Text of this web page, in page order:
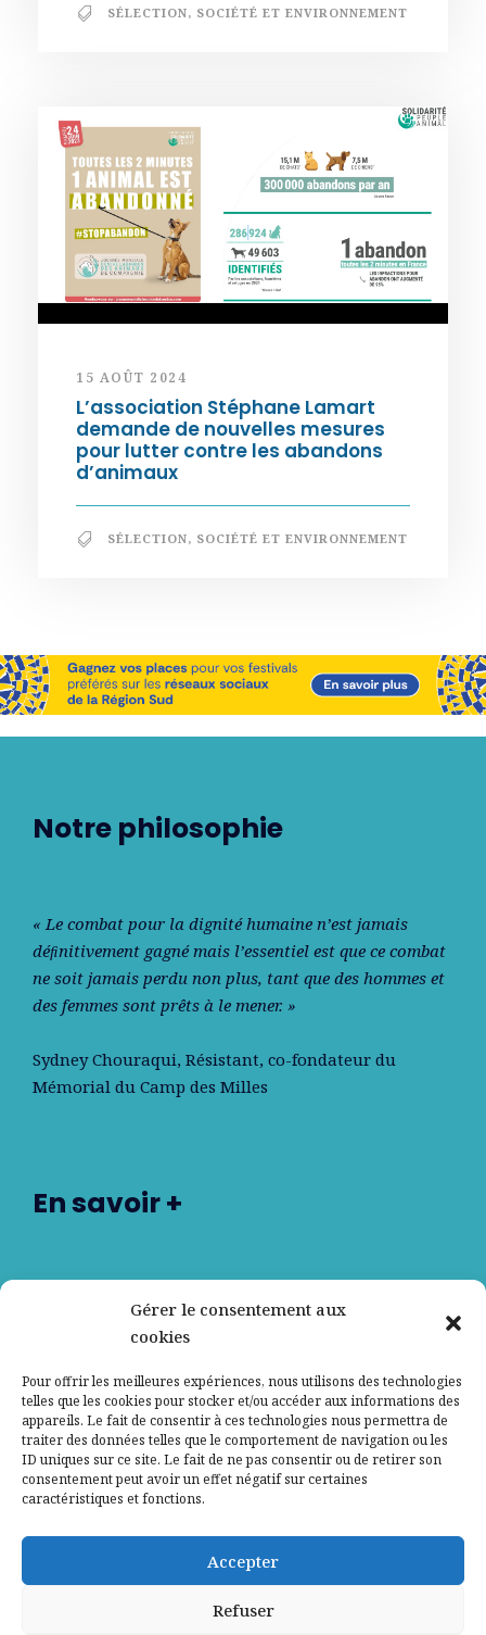
Gérer le consentement aux
cookies
Pour offrir les meilleures expériences, nous utilisons des technologies
telles que les cookies pour stocker et/ou accéder aux informations des
appareils. Le fait de consentir à ces technologies nous permettra de
traiter des données telles que le comportement de navigation ou les
ID uniques sur ce site. Le fait de ne pas consentir ou de retirer son
consentement peut avoir un effet négatif sur certaines
caractéristiques et fonctions.
Accepter
Refuser
SÉLECTION, SOCIÉTÉ ET ENVIRONNEMENT
15 AOÛT 2024
L’association Stéphane Lamart
demande de nouvelles mesures
pour lutter contre les abandons
d’animaux
SÉLECTION, SOCIÉTÉ ET ENVIRONNEMENT
Notre philosophie
« Le combat pour la dignité humaine n’est jamais
déﬁnitivement gagné mais l’essentiel est que ce combat
ne soit jamais perdu non plus, tant que des hommes et
des femmes sont prêts à le mener. »
Sydney Chouraqui, Résistant, co-fondateur du
Mémorial du Camp des Milles
En savoir +
Contactez-nous
Mentions légales